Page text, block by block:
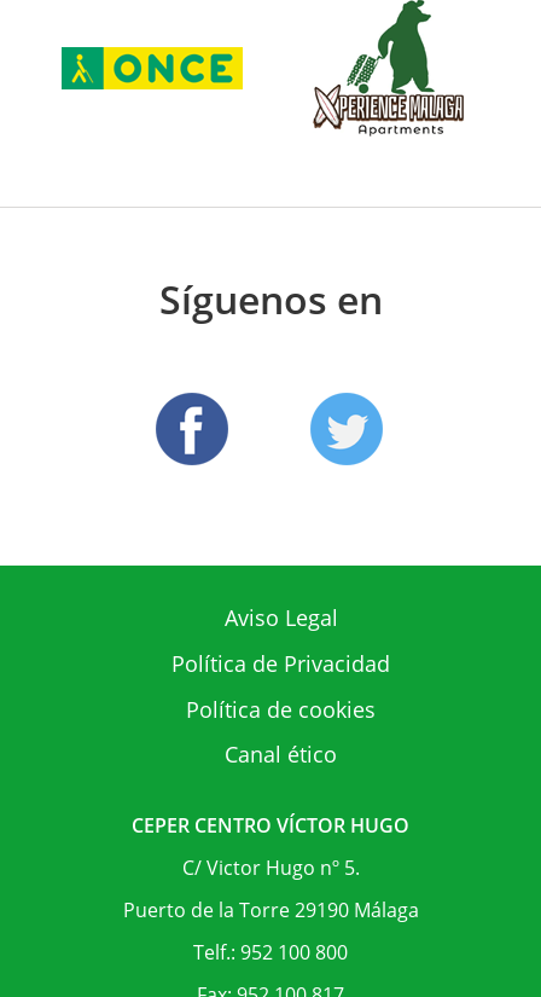
Síguenos en
Aviso Legal
Política de Privacidad
Política de cookies
Canal ético
CEPER CENTRO VÍCTOR HUGO
C/ Victor Hugo nº 5.
Puerto de la Torre 29190 Málaga
Telf.: 952 100 800